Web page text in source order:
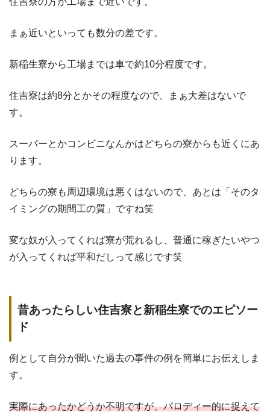
まぁ近いといっても数分の差です。
新稲生寮から工場までは車で約10分程度です。
住吉寮は約8分とかその程度なので、まぁ大差はないで
す。
スーパーとかコンビニなんかはどちらの寮からも近くにあ
ります。
どちらの寮も周辺環境は悪くはないので、あとは「そのタ
イミングの期間工の質」ですね笑
変な奴が入ってくれば寮が荒れるし、普通に稼ぎたいやつ
が入ってくれば平和だしって感じです笑
昔あったらしい住吉寮と新稲生寮でのエピソー
ド
例として自分が聞いた過去の事件の例を簡単にお伝えしま
す。
実際にあったかどうか不明ですが、パロディー的に捉えて